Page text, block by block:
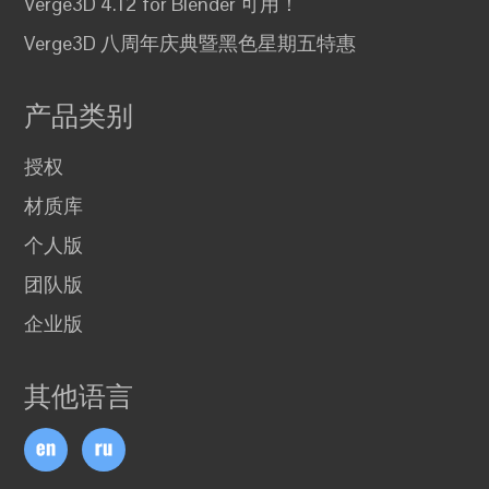
Verge3D 八周年庆典暨黑色星期五特惠
产品类别
授权
材质库
个人版
团队版
企业版
其他语言